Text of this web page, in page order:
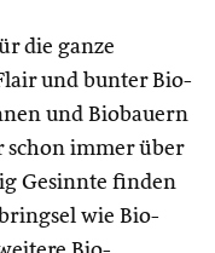
die ganze
und bunter Bio-
und Biobauern
schon immer über
Gesinnte finden
wie Bio-